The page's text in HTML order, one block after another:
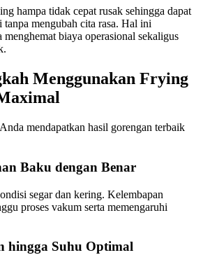
hampa tidak cepat rusak sehingga dapat
mengubah cita rasa. Hal ini
menghemat biaya operasional sekaligus
Menggunakan Frying
mendapatkan hasil gorengan terbaik
Baku dengan Benar
segar dan kering. Kelembapan
proses vakum serta memengaruhi
hingga Suhu Optimal